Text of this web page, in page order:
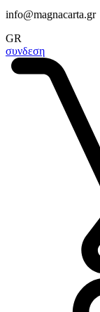
info@magnacarta.gr
GR
συνδεση